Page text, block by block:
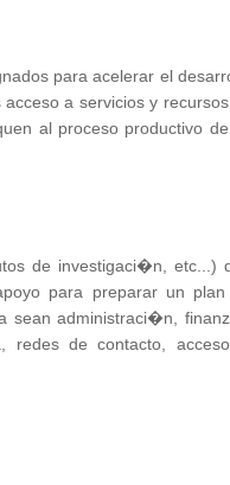
para acelerar el
a servicios y
al proceso productivo
de investigaci�n, etc...)
para preparar un plan
administraci�n,
redes de contacto,